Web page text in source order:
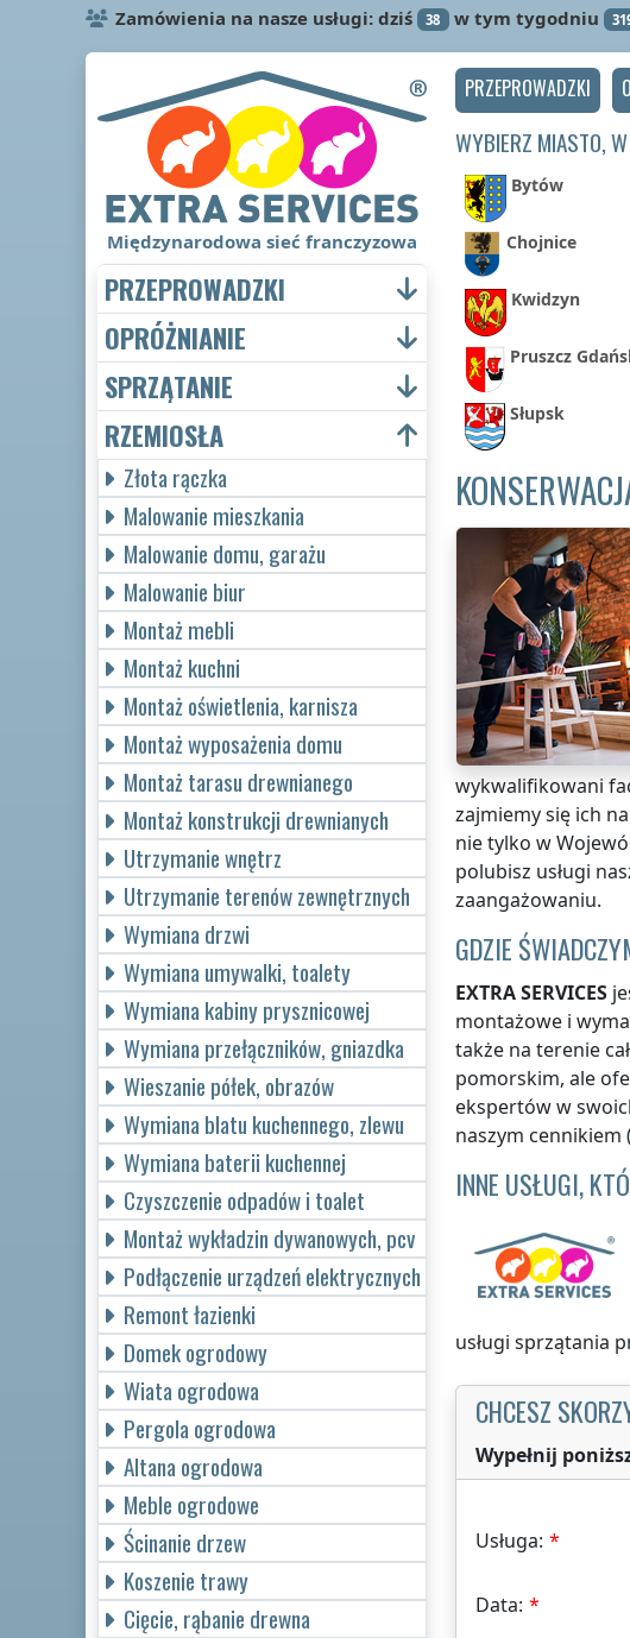
Zamówienia na nasze usługi: dziś 38 w tym tygodniu
PRZEPROWADZKI
WYBIERZ MIASTO,
Bytów
Chojnice
Kwidzyn
Pruszcz
Słupsk
wykwalifikowani
zajmiemy się ich
nie tylko w
polubisz usługi
zaangażowaniu.
GDZIE
EXTRA SERVICES
montażowe i
także na terenie
pomorskim, ale
ekspertów w
naszym cennikiem
INNE USŁUGI,
usługi sprzątania
CHCESZ
Wypełnij
Usługa:
Data:
Międzynarodowa sieć franczyzowa
PRZEPROWADZKI
OPRÓŻNIANIE
SPRZĄTANIE
RZEMIOSŁA
Złota rączka
Malowanie mieszkania
Malowanie domu, garażu
Malowanie biur
Montaż mebli
Montaż kuchni
Montaż oświetlenia, karnisza
Montaż wyposażenia domu
Montaż tarasu drewnianego
Montaż konstrukcji drewnianych
Utrzymanie wnętrz
Utrzymanie terenów zewnętrznych
Wymiana drzwi
Wymiana umywalki, toalety
Wymiana kabiny prysznicowej
Wymiana przełączników, gniazdka
Wieszanie półek, obrazów
Wymiana blatu kuchennego, zlewu
Wymiana baterii kuchennej
Czyszczenie odpadów i toalet
Montaż wykładzin dywanowych, pcv
Podłączenie urządzeń elektrycznych
Remont łazienki
Domek ogrodowy
Wiata ogrodowa
Pergola ogrodowa
Altana ogrodowa
Meble ogrodowe
Ścinanie drzew
Koszenie trawy
Cięcie, rąbanie drewna